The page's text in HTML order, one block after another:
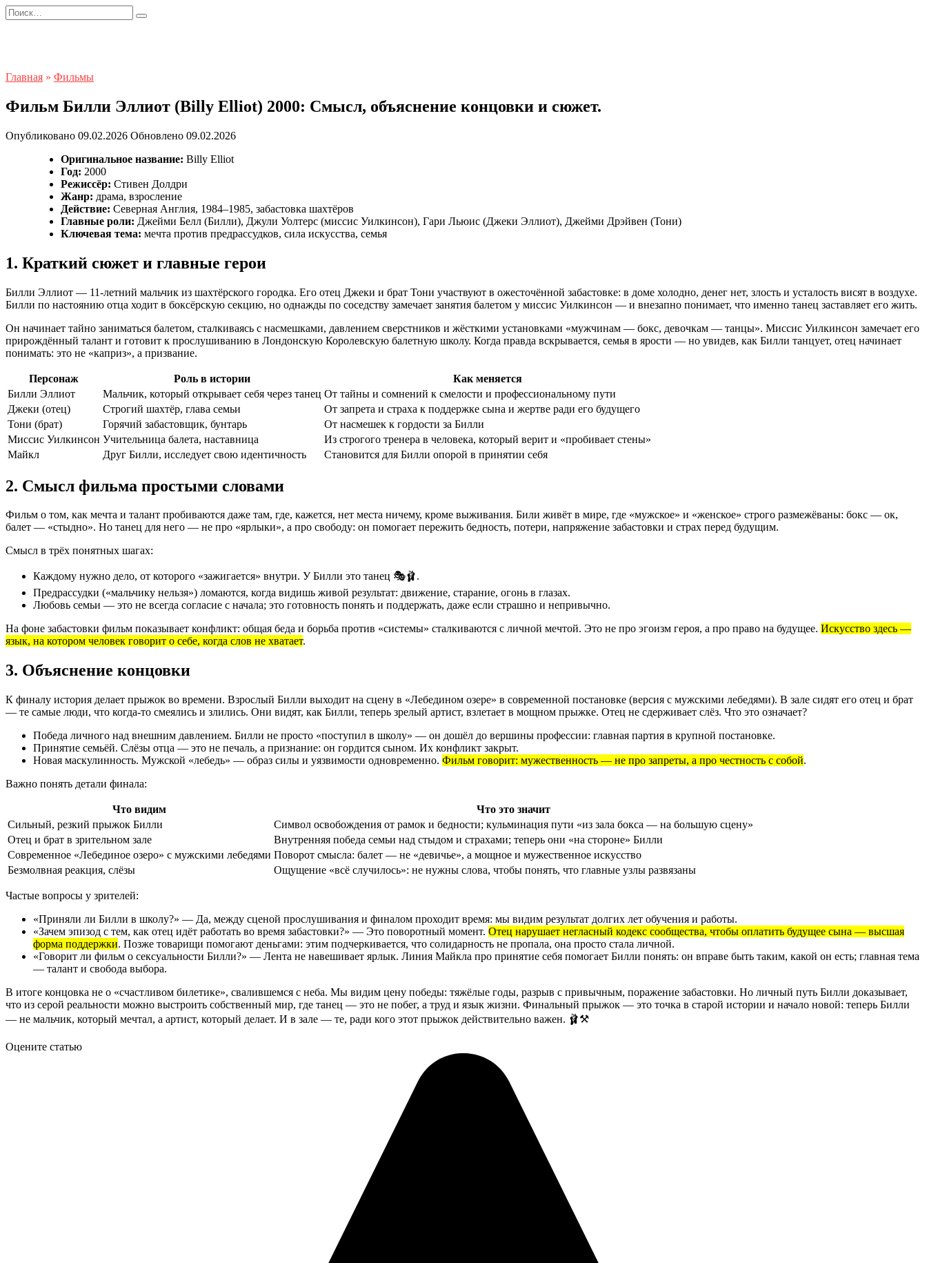
Перейти
к
Search
for:
Главная » Фильмы
Фильм Билли Эллиот (Billy Elliot) 2000: Смысл, объяснение концовки и сюжет.
Опубликовано 09.02.2026 Обновлено 09.02.2026
Оригинальное название: Billy Elliot
Год: 2000
Режиссёр: Стивен Долдри
Жанр: драма, взросление
Действие: Северная Англия, 1984–1985, забастовка шахтёров
Главные роли: Джейми Белл (Билли), Джули Уолтерс (миссис Уилкинсон), Гари Льюис (Джеки Эллиот), Джейми Дрэйвен (Тони)
Ключевая тема: мечта против предрассудков, сила искусства, семья
1. Краткий сюжет и главные герои
Билли Эллиот — 11-летний мальчик из шахтёрского городка. Его отец Джеки и брат Тони участвуют в ожесточённой забастовке: в доме холодно, денег нет, злость и усталость висят в воздухе.
Билли по настоянию отца ходит в боксёрскую секцию, но однажды по соседству замечает занятия балетом у миссис Уилкинсон — и внезапно понимает, что именно танец заставляет его жить.
Он начинает тайно заниматься балетом, сталкиваясь с насмешками, давлением сверстников и жёсткими установками «мужчинам — бокс, девочкам — танцы». Миссис Уилкинсон замечает его
прирождённый талант и готовит к прослушиванию в Лондонскую Королевскую балетную школу. Когда правда вскрывается, семья в ярости — но увидев, как Билли танцует, отец начинает
понимать: это не «каприз», а призвание.
Персонаж Роль в истории
Как меняется
Билли Эллиот
Мальчик, который открывает себя через танец От тайны и сомнений к смелости и профессиональному пути
Джеки (отец)
Строгий шахтёр, глава семьи
От запрета и страха к поддержке сына и жертве ради его будущего
Тони (брат)
Горячий забастовщик, бунтарь
От насмешек к гордости за Билли
Миссис Уилкинсон Учительница балета, наставница
Из строгого тренера в человека, который верит и «пробивает стены»
Майкл
Друг Билли, исследует свою идентичность Становится для Билли опорой в принятии себя
2. Смысл фильма простыми словами
Фильм о том, как мечта и талант пробиваются даже там, где, кажется, нет места ничему, кроме выживания. Били живёт в мире, где «мужское» и «женское» строго размежёваны: бокс — ок,
балет — «стыдно». Но танец для него — не про «ярлыки», а про свободу: он помогает пережить бедность, потери, напряжение забастовки и страх перед будущим.
Смысл в трёх понятных шагах:
Каждому нужно дело, от которого «зажигается» внутри. У Билли это танец 🎭🩰.
Предрассудки («мальчику нельзя») ломаются, когда видишь живой результат: движение, старание, огонь в глазах.
Любовь семьи — это не всегда согласие с начала; это готовность понять и поддержать, даже если страшно и непривычно.
На фоне забастовки фильм показывает конфликт: общая беда и борьба против «системы» сталкиваются с личной мечтой. Это не про эгоизм героя, а про право на будущее. Искусство здесь —
язык, на котором человек говорит о себе, когда слов не хватает.
3. Объяснение концовки
К финалу история делает прыжок во времени. Взрослый Билли выходит на сцену в «Лебедином озере» в современной постановке (версия с мужскими лебедями). В зале сидят его отец и брат
— те самые люди, что когда-то смеялись и злились. Они видят, как Билли, теперь зрелый артист, взлетает в мощном прыжке. Отец не сдерживает слёз. Что это означает?
Победа личного над внешним давлением. Билли не просто «поступил в школу» — он дошёл до вершины профессии: главная партия в крупной постановке.
Принятие семьёй. Слёзы отца — это не печаль, а признание: он гордится сыном. Их конфликт закрыт.
Новая маскулинность. Мужской «лебедь» — образ силы и уязвимости одновременно. Фильм говорит: мужественность — не про запреты, а про честность с собой.
Важно понять детали финала:
Что видим
Что это значит
Сильный, резкий прыжок Билли
Символ освобождения от рамок и бедности; кульминация пути «из зала бокса — на большую сцену»
Отец и брат в зрительном зале
Внутренняя победа семьи над стыдом и страхами; теперь они «на стороне» Билли
Современное «Лебединое озеро» с мужскими лебедями Поворот смысла: балет — не «девичье», а мощное и мужественное искусство
Безмолвная реакция, слёзы
Ощущение «всё случилось»: не нужны слова, чтобы понять, что главные узлы развязаны
Частые вопросы у зрителей:
«Приняли ли Билли в школу?» — Да, между сценой прослушивания и финалом проходит время: мы видим результат долгих лет обучения и работы.
«Зачем эпизод с тем, как отец идёт работать во время забастовки?» — Это поворотный момент. Отец нарушает негласный кодекс сообщества, чтобы оплатить будущее сына — высшая
форма поддержки. Позже товарищи помогают деньгами: этим подчеркивается, что солидарность не пропала, она просто стала личной.
«Говорит ли фильм о сексуальности Билли?» — Лента не навешивает ярлык. Линия Майкла про принятие себя помогает Билли понять: он вправе быть таким, какой он есть; главная тема
— талант и свобода выбора.
В итоге концовка не о «счастливом билетике», свалившемся с неба. Мы видим цену победы: тяжёлые годы, разрыв с привычным, поражение забастовки. Но личный путь Билли доказывает,
что из серой реальности можно выстроить собственный мир, где танец — это не побег, а труд и язык жизни. Финальный прыжок — это точка в старой истории и начало новой: теперь Билли
— не мальчик, который мечтал, а артист, который делает. И в зале — те, ради кого этот прыжок действительно важен. 🩰⚒️
Оцените статью